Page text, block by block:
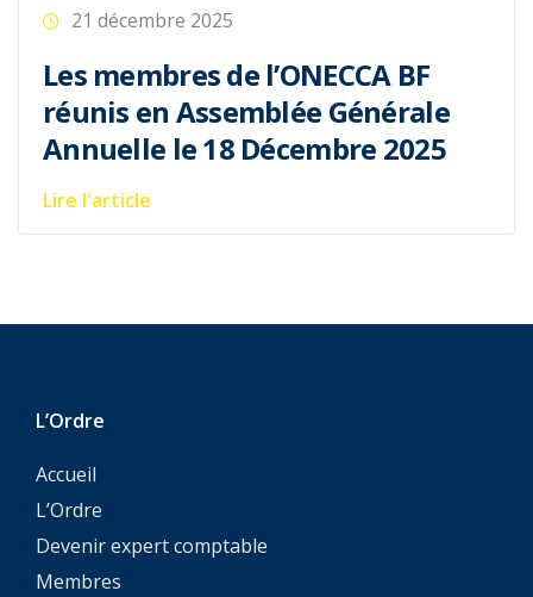
21 décembre 2025
Les membres de l’ONECCA BF
réunis en Assemblée Générale
Annuelle le 18 Décembre 2025
Lire l'article
L’Ordre
Accueil
L’Ordre
Devenir expert comptable
Membres